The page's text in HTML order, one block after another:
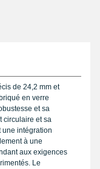
de 24,2 mm et
en verre
et sa
circulaire et sa
intégration
à une
aux exigences
Le